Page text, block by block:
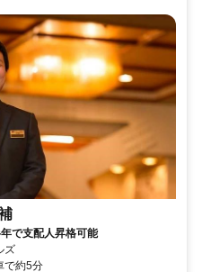
で支配人昇格可能
ズ
で約5分